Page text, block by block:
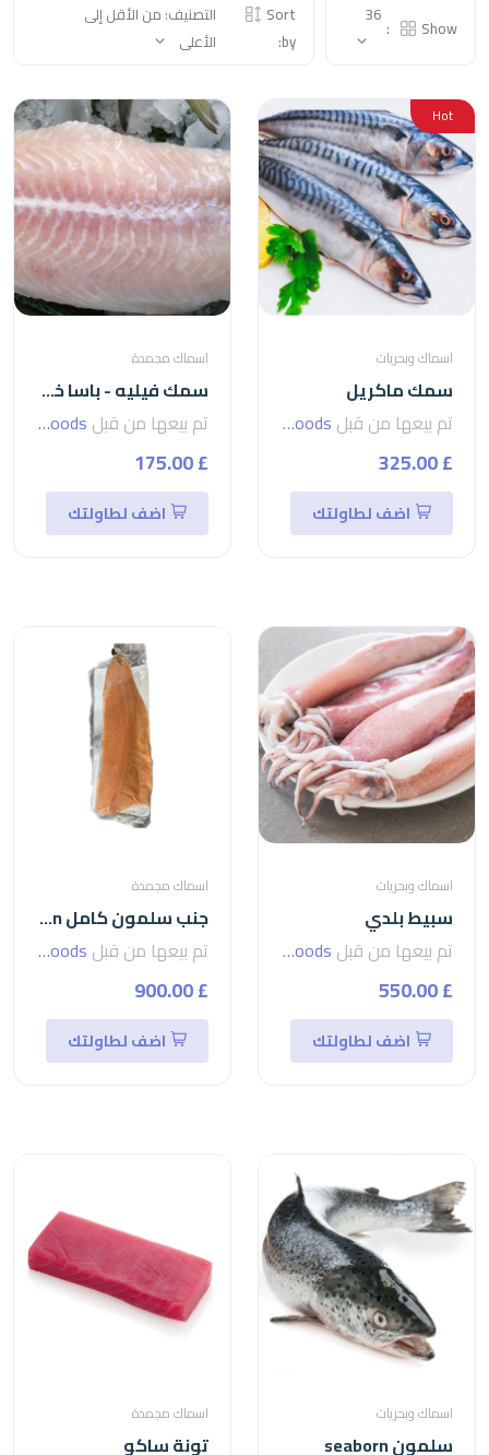
Show:
36
Sort
by:
التصنيف: من الأقل إلى
الأعلى
Hot
اسماك وبحريات
سمك ماكريل
تم بيعها من قبل seven foods
£ 325.00
اضف لطاولتك
اسماك مجمدة
سمك فيليه - باسا خمسات اعلى تصفية فيتنامي
تم بيعها من قبل seven foods
£ 175.00
اضف لطاولتك
اسماك وبحريات
سبيط بلدي
تم بيعها من قبل seven foods
£ 550.00
اضف لطاولتك
اسماك مجمدة
جنب سلمون كامل salmon
تم بيعها من قبل seven foods
£ 900.00
اضف لطاولتك
اسماك وبحريات
سلمون seaborn
اسماك مجمدة
تونة ساكو